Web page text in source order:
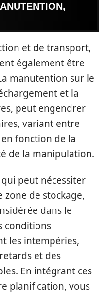
et de transport,
également être
manutention sur le
et la
peut engendrer
variant entre
fonction de la
de la manipulation.
peut nécessiter
zone de stockage,
dans le
conditions
les intempéries,
et des
En intégrant ces
planification, vous